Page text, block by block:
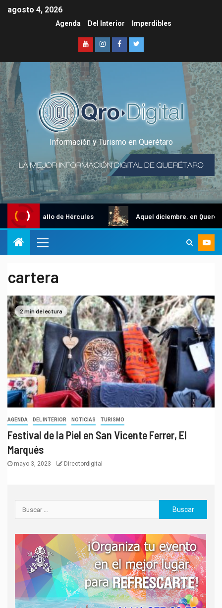
agosto 4, 2026
Agenda Del Interior Imperdibles
Información y Turismo en Querétaro
Gallo de Hércules Aquel diciembre, en Querétaro
cartera
2 min de lectura
AGENDA DEL INTERIOR NOTICIAS TURISMO
Festival de la Piel en San Vicente Ferrer, El
Marqués
mayo 3, 2023 Directordigital